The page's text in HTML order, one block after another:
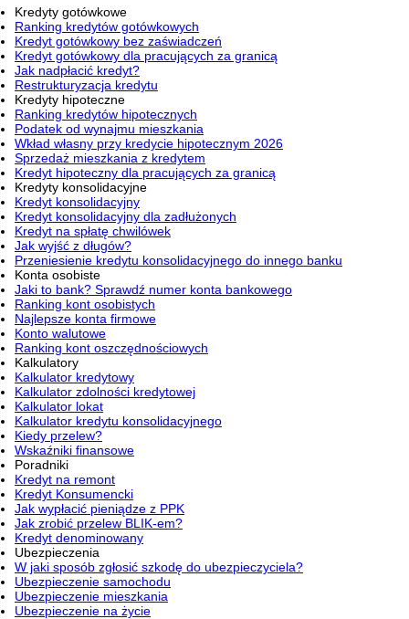
Kredyty gotówkowe
Ranking kredytów gotówkowych
Kredyt gotówkowy bez zaświadczeń
Kredyt gotówkowy dla pracujących za granicą
Jak nadpłacić kredyt?
Restrukturyzacja kredytu
Kredyty hipoteczne
Ranking kredytów hipotecznych
Podatek od wynajmu mieszkania
Wkład własny przy kredycie hipotecznym 2026
Sprzedaż mieszkania z kredytem
Kredyt hipoteczny dla pracujących za granicą
Kredyty konsolidacyjne
Kredyt konsolidacyjny
Kredyt konsolidacyjny dla zadłużonych
Kredyt na spłatę chwilówek
Jak wyjść z długów?
Przeniesienie kredytu konsolidacyjnego do innego banku
Konta osobiste
Jaki to bank? Sprawdź numer konta bankowego
Ranking kont osobistych
Najlepsze konta firmowe
Konto walutowe
Ranking kont oszczędnościowych
Kalkulatory
Kalkulator kredytowy
Kalkulator zdolności kredytowej
Kalkulator lokat
Kalkulator kredytu konsolidacyjnego
Kiedy przelew?
Wskaźniki finansowe
Poradniki
Kredyt na remont
Kredyt Konsumencki
Jak wypłacić pieniądze z PPK
Jak zrobić przelew BLIK-em?
Kredyt denominowany
Ubezpieczenia
W jaki sposób zgłosić szkodę do ubezpieczyciela?
Ubezpieczenie samochodu
Ubezpieczenie mieszkania
Ubezpieczenie na życie